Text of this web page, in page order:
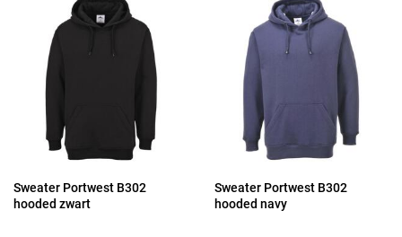
Sweater Portwest B302
hooded zwart
Sweater Portwest B302
hooded navy